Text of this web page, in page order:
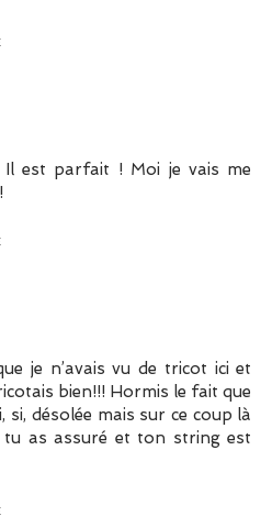
est parfait ! Moi je vais me
je n’avais vu de tricot ici et
bien!!! Hormis le fait que
si, désolée mais sur ce coup là
as assuré et ton string est